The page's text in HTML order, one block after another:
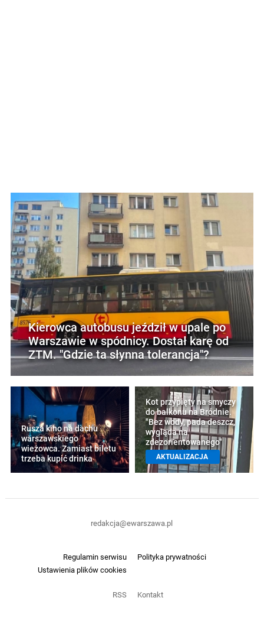
Kierowca autobusu jeździł w upale po
Warszawie w spódnicy. Dostał karę od
ZTM. "Gdzie ta słynna tolerancja"?
Rusza kino na dachu
warszawskiego
wieżowca. Zamiast biletu
trzeba kupić drinka
Kot przypięty na smyczy
do balkonu na Bródnie.
"Bez wody, pada deszcz,
wygląda na
zdezorientowanego"
AKTUALIZACJA
Regulamin serwisu
Polityka prywatności
Ustawienia plików cookies
RSS Kontakt
redakcja@ewarszawa.pl